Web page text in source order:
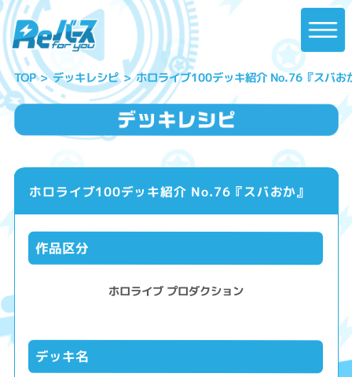
TOP デッキレシピ ホロライブ100デッキ紹介 No.76『スバお
ホロライブ100デッキ紹介 No.76『スバおか』
作品区分
ホロライブ プロダクション
デッキ名